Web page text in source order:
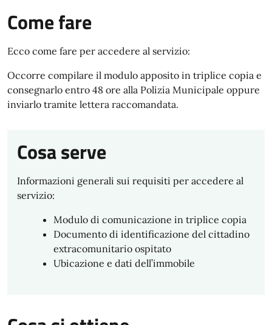
Come fare
Ecco come fare per accedere al servizio:
Occorre compilare il modulo apposito in triplice copia e
consegnarlo entro 48 ore alla Polizia Municipale oppure
inviarlo tramite lettera raccomandata.
Cosa serve
Informazioni generali sui requisiti per accedere al
servizio:
Modulo di comunicazione in triplice copia
Documento di identificazione del cittadino
extracomunitario ospitato
Ubicazione e dati dell’immobile